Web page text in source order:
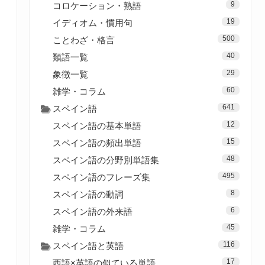
コロケーション・熟語 9
イディオム・慣用句 19
ことわざ・格言 500
類語一覧 40
象徴一覧 29
雑学・コラム 60
スペイン語 641
スペイン語の基本単語 12
スペイン語の頻出単語 15
スペイン語の分野別単語集 48
スペイン語のフレーズ集 495
スペイン語の動詞 8
スペイン語の外来語 6
雑学・コラム 45
スペイン語と英語 116
西語×英語の似ている単語 17